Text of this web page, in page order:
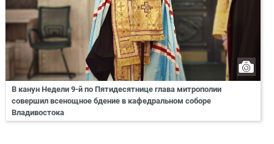
В канун Недели 9-й по Пятидесятнице глава митрополии
совершил всенощное бдение в кафедральном соборе
Владивостока